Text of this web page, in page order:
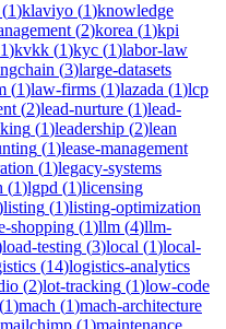
(1)klaviyo (1)knowledge
(2)korea (1)kpi
1)kvkk (1)kyc (1)labor-law
(3)large-datasets
(1)law-firms (1)lazada (1)lcp
(2)lead-nurture (1)lead-
(1)leadership (2)lean
(1)lease-management
(1)legacy-systems
(1)lgpd (1)licensing
listing (1)listing-optimization
shopping (1)llm (4)llm-
load-testing (3)local (1)local-
(14)logistics-analytics
(2)lot-tracking (1)low-code
(1)mach (1)mach-architecture
mailchimp (1)maintenance